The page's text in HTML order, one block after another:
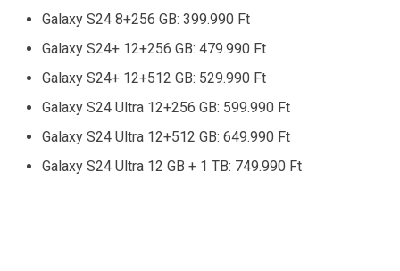
Galaxy S24 8+256 GB: 399.990 Ft
Galaxy S24+ 12+256 GB: 479.990 Ft
Galaxy S24+ 12+512 GB: 529.990 Ft
Galaxy S24 Ultra 12+256 GB: 599.990 Ft
Galaxy S24 Ultra 12+512 GB: 649.990 Ft
Galaxy S24 Ultra 12 GB + 1 TB: 749.990 Ft